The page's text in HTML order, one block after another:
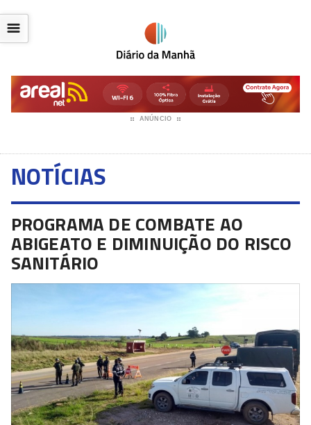
ANÚNCIO
☰
NOTÍCIAS
PROGRAMA DE COMBATE AO
ABIGEATO E DIMINUIÇÃO DO RISCO
SANITÁRIO